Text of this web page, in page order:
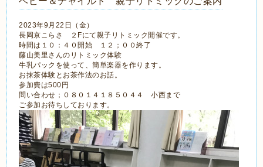
2023年9月22日（金）
長岡京こらさ ２Fにて親子リトミック開催です。
時間は１０：４０開始 １２；００終了
藤山美里さんのリトミック体験
牛乳パックを使って、簡単楽器を作ります。
お抹茶体験とお茶作法のお話。
参加費は500円
問い合わせ；０８０１４１８５０４４ 小西まで
ご参加お待ちしております。